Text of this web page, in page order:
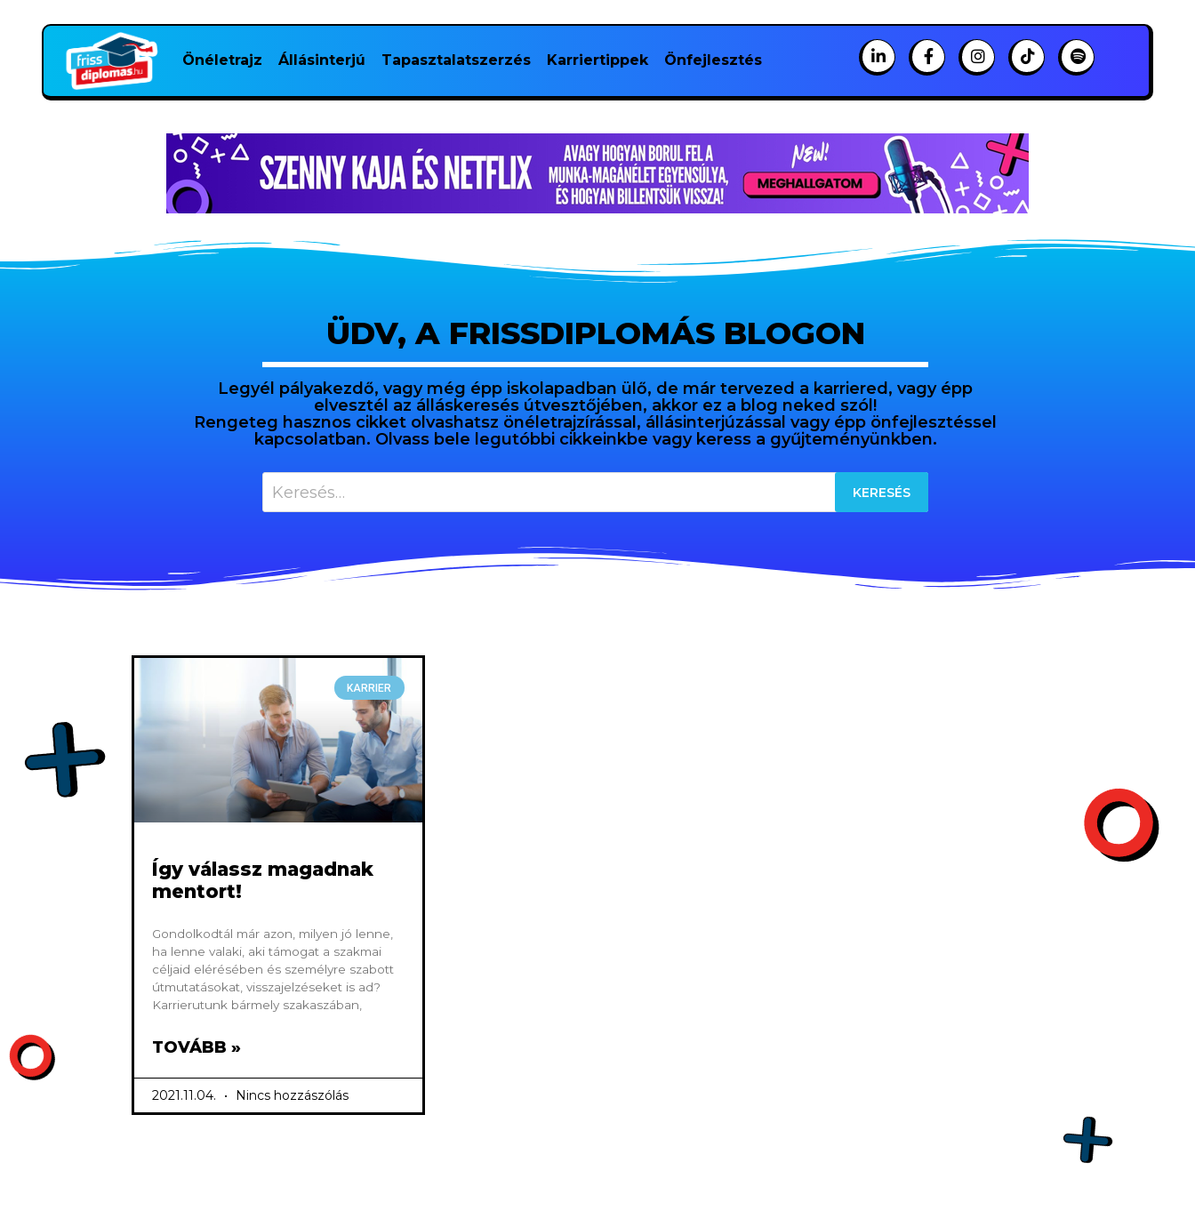
Önéletrajz Állásinterjú Tapasztalatszerzés Karriertippek Önfejlesztés
ÜDV, A FRISSDIPLOMÁS BLOGON
Legyél pályakezdő, vagy még épp iskolapadban ülő, de már tervezed a karriered, vagy épp
elvesztél az álláskeresés útvesztőjében, akkor ez a blog neked szól!
Rengeteg hasznos cikket olvashatsz önéletrajzírással, állásinterjúzással vagy épp önfejlesztéssel
kapcsolatban. Olvass bele legutóbbi cikkeinkbe vagy keress a gyűjteményünkben.
KARRIER
Így válassz magadnak
mentort!
Gondolkodtál már azon, milyen jó lenne,
ha lenne valaki, aki támogat a szakmai
céljaid elérésében és személyre szabott
útmutatásokat, visszajelzéseket is ad?
Karrierutunk bármely szakaszában,
TOVÁBB »
2021.11.04. Nincs hozzászólás